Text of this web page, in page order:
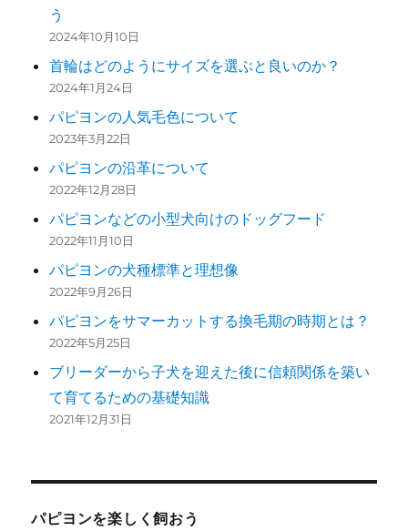
う
2024年10月10日
首輪はどのようにサイズを選ぶと良いのか？
2024年1月24日
パピヨンの人気毛色について
2023年3月22日
パピヨンの沿革について
2022年12月28日
パピヨンなどの小型犬向けのドッグフード
2022年11月10日
パピヨンの犬種標準と理想像
2022年9月26日
パピヨンをサマーカットする換毛期の時期とは？
2022年5月25日
ブリーダーから子犬を迎えた後に信頼関係を築い
て育てるための基礎知識
2021年12月31日
パピヨンを楽しく飼おう